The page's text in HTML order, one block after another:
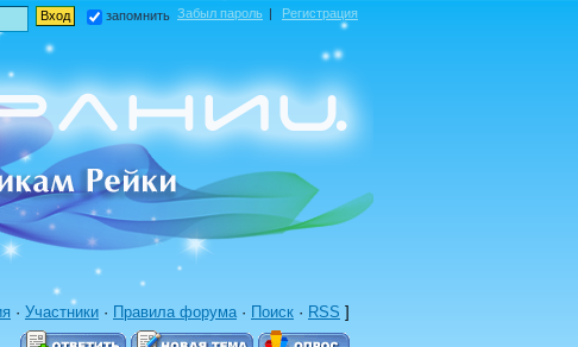
запомнить Забыл пароль | Регистрация
· Участники · Правила форума · Поиск · RSS ]